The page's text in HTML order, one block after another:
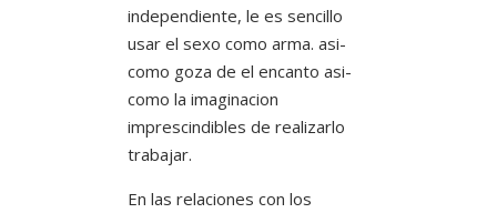
independiente, le es sencillo
usar el sexo como arma. asi­
como goza de el encanto asi­
como la imaginacion
imprescindibles de realizarlo
trabajar.
En las relaciones con los